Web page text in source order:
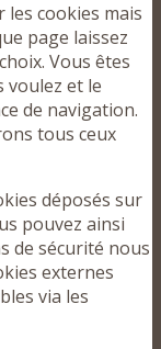
cookies mais
page laissez
Vous êtes
voulez et le
de navigation.
tous ceux
déposés sur
pouvez ainsi
de sécurité nous
externes
via les